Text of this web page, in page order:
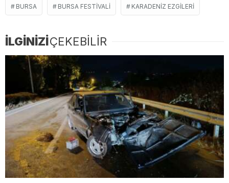
BURSA BURSA FESTIVALI KARADENIZ EZGILERI
İLGİNİZİÇEKEBİLİR